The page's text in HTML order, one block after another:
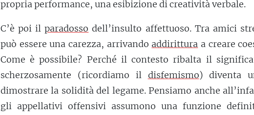
propria performance, una esibizione di creatività verbale.
C’è poi ilparadosso dell’insulto affettuoso. Tra amici
può essere una carezza, arrivando addirittura a creare
Come è possibile? Perché il contesto ribalta il
scherzosamente (ricordiamo il disfemismo) diventa
dimostrare la solidità del legame. Pensiamo anche
gli appellativi offensivi assumono una funzione